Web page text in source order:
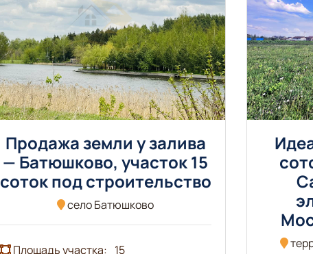
Продажа земли у залива
— Батюшково, участок 15
соток под строительство
село Батюшково
Площадь участка: 15